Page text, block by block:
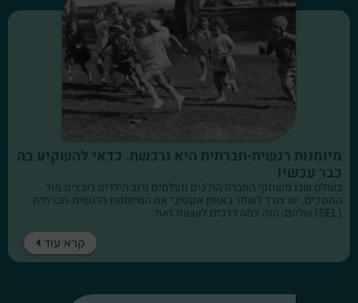
מיומנות רגשית-חברתית היא נרכשת. כדאי להשקיע בה
כבר עכשיו
בעולם שבו משחקי החברה הולכים ונעלמים ורוב הילדים רובצים מול
המסכים, יש צורך לשפר באופן אקטיבי את המיומנות הרגשית-חברתית
קרא עוד